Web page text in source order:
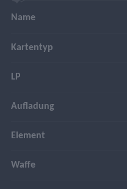
Name
Kartentyp
LP
Aufladung
Element
Waffe